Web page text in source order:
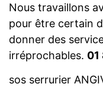
Nous travaillons
pour être certain
donner des
irréprochables. 01
sos serrurier